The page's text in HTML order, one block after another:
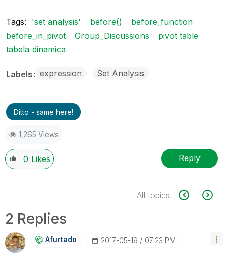
Tags: 'set analysis' before()
before_function
before_in_pivot
Group_Discussions
pivot table
tabela dinamica
Labels expression Set Analysis
Ditto - same here!
1,265 Views
0 Likes Reply
All topics
2 Replies
Afurtado ‎2017-05-19 07:23 PM